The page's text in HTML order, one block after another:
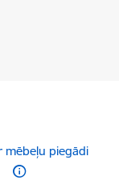
mēbeļu piegādi